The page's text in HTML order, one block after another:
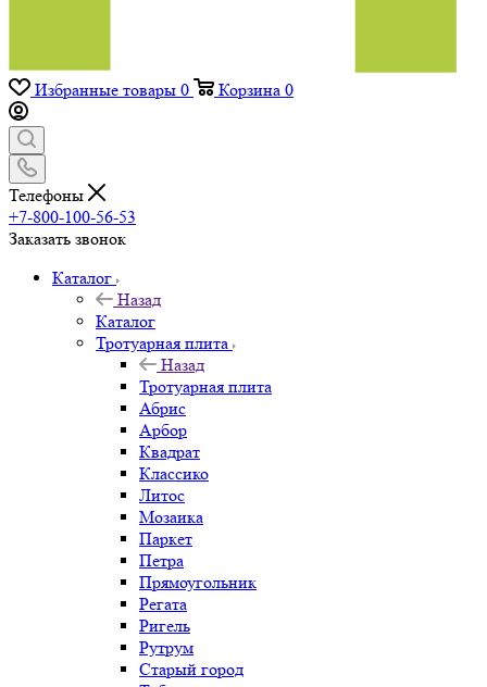
Избранные товары 0 Корзина 0
Телефоны
+7-800-100-56-53
Заказать звонок
Каталог
Назад
Каталог
Тротуарная плита
Назад
Тротуарная плита
Абрис
Арбор
Квадрат
Классико
Литос
Мозаика
Паркет
Петра
Прямоугольник
Регата
Ригель
Рутрум
Старый город